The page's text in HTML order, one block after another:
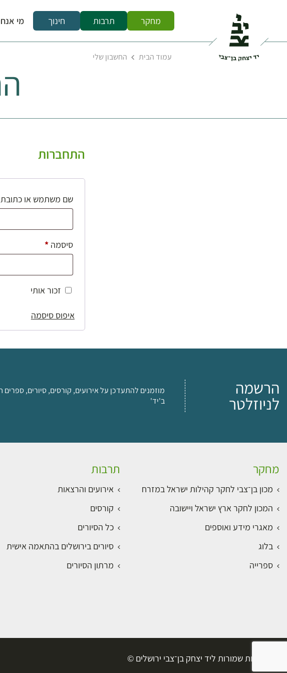
מחקר תרבות חינוך מי
עמוד הבית החשבון שלי
התחברות
שם משתמש או כתובת
סיסמה*חובה
זכור אותי
איפוס סיסמה
הרשמה
לניוזלטר
מוזמנים להתעדכן על אירועים, קורסים, סיורים,
ב'יד'
מחקר
מכון בן־צבי לחקר קהילות ישראל במזרח
המכון לחקר ארץ ישראל ויישובה
מאגרי מידע ואוספים
בלוג
ספרייה
תרבות
אירועים והרצאות
קורסים
כל הסיורים
סיורים בירושלים בהתאמה אישית
מרתון הסיורים
כל הזכויות שמורות ליד יצחק בן־צבי ירושלים ©